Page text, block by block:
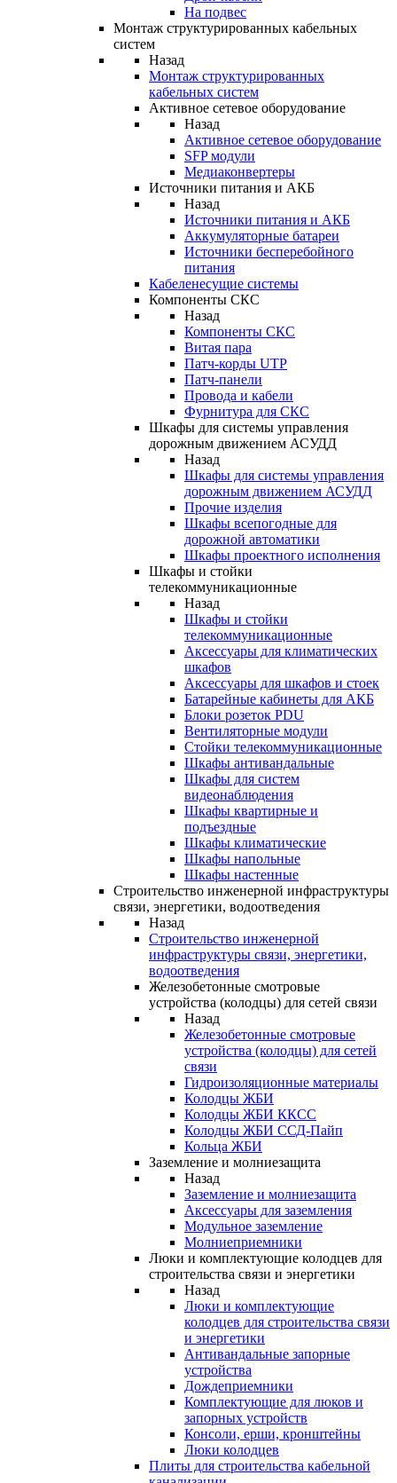
На подвес
Монтаж структурированных кабельных
систем
Назад
Монтаж структурированных
кабельных систем
Активное сетевое оборудование
Назад
Активное сетевое оборудование
SFP модули
Медиаконвертеры
Источники питания и АКБ
Назад
Источники питания и АКБ
Аккумуляторные батареи
Источники бесперебойного
питания
Кабеленесущие системы
Компоненты СКС
Назад
Компоненты СКС
Витая пара
Патч-корды UTP
Патч-панели
Провода и кабели
Фурнитура для СКС
Шкафы для системы управления
дорожным движением АСУДД
Назад
Шкафы для системы управления
дорожным движением АСУДД
Прочие изделия
Шкафы всепогодные для
дорожной автоматики
Шкафы проектного исполнения
Шкафы и стойки
телекоммуникационные
Назад
Шкафы и стойки
телекоммуникационные
Аксессуары для климатических
шкафов
Аксессуары для шкафов и стоек
Батарейные кабинеты для АКБ
Блоки розеток PDU
Вентиляторные модули
Стойки телекоммуникационные
Шкафы антивандальные
Шкафы для систем
видеонаблюдения
Шкафы квартирные и
подъездные
Шкафы климатические
Шкафы напольные
Шкафы настенные
Строительство инженерной инфраструктуры
связи, энергетики, водоотведения
Назад
Строительство инженерной
инфраструктуры связи, энергетики,
водоотведения
Железобетонные смотровые
устройства (колодцы) для сетей связи
Назад
Железобетонные смотровые
устройства (колодцы) для сетей
связи
Гидроизоляционные материалы
Колодцы ЖБИ
Колодцы ЖБИ ККСС
Колодцы ЖБИ ССД-Пайп
Кольца ЖБИ
Заземление и молниезащита
Назад
Заземление и молниезащита
Аксессуары для заземления
Модульное заземление
Молниеприемники
Люки и комплектующие колодцев для
строительства связи и энергетики
Назад
Люки и комплектующие
колодцев для строительства связи
и энергетики
Антивандальные запорные
устройства
Дождеприемники
Комплектующие для люков и
запорных устройств
Консоли, ерши, кронштейны
Люки колодцев
Плиты для строительства кабельной